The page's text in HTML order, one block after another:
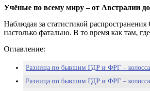
Учёные по всему миру – от Австралии
Наблюдая за статистикой
настолько фатально. В то время как там,
Оглавление:
Разница по бывшим ГДР и ФРГ –
Разница по бывшим ГДР и ФРГ –